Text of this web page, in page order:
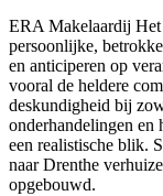
ERA Makelaardij Het
persoonlijke,
en anticiperen op
vooral de heldere
deskundigheid bij
onderhandelingen en
een realistische blik.
naar Drenthe
opgebouwd.